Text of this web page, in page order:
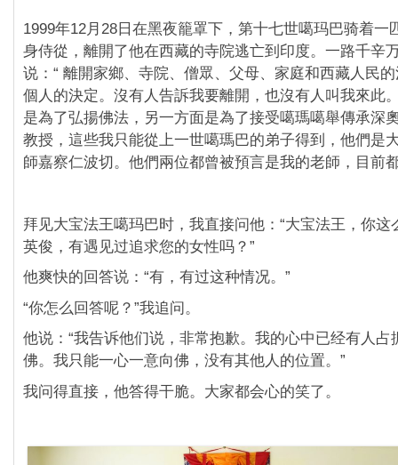
1999年12月28日在黑夜籠罩下，第十七世噶玛巴骑着一
身侍從，離開了他在西藏的寺院逃亡到印度。一路千辛
说：“ 離開家鄉、寺院、僧眾、父母、家庭和西藏人民
個人的決定。沒有人告訴我要離開，也沒有人叫我來此
是為了弘揚佛法，另一方面是為了接受噶瑪噶舉傳承深
教授，這些我只能從上一世噶瑪巴的弟子得到，他們是
師嘉察仁波切。他們兩位都曾被預言是我的老師，目前
拜见大宝法王噶玛巴时，我直接问他：“大宝法王，你这
英俊，有遇见过追求您的女性吗？”
他爽快的回答说：“有，有过这种情况。”
“你怎么回答呢？”我追问。
他说：“我告诉他们说，非常抱歉。我的心中已经有人占
佛。我只能一心一意向佛，没有其他人的位置。”
我问得直接，他答得干脆。大家都会心的笑了。